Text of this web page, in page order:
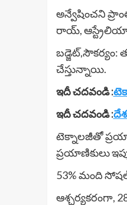
అన్వేషించని
రాయ్,
బడ్జెట్,సౌకర్యం:
చేస్తున్నాయి.
ఇదీ చదవండి :
ఇదీ చదవండి :
టెక్నాలజీతో
ప్రయాణికులు
53% మంది
ఆశ్చర్యకరంగా,